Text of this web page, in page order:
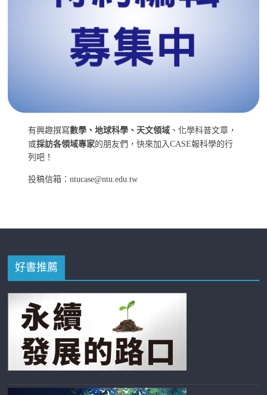
有興趣撰寫數學、地球科學、天文領域 、化學科普文章，
或採訪各領域專家的朋友們，快來加入CASE報科學的行
列吧！
投稿信箱：ntucase@ntu.edu.tw
好書推薦